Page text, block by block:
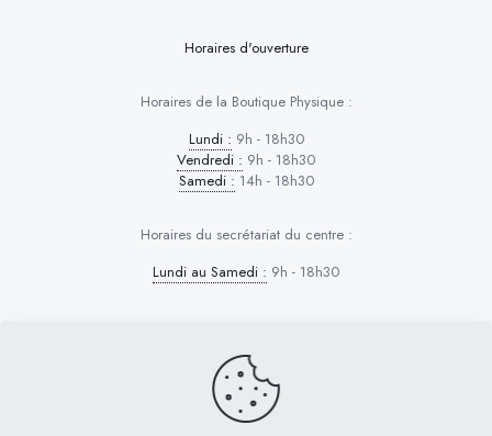
Horaires d'ouverture
Horaires de la Boutique Physique :
Lundi : 9h - 18h30
Vendredi : 9h - 18h30
Samedi : 14h - 18h30
Horaires du secrétariat du centre :
Lundi au Samedi : 9h - 18h30
Dog Control © 2026 | Tous droits réservés